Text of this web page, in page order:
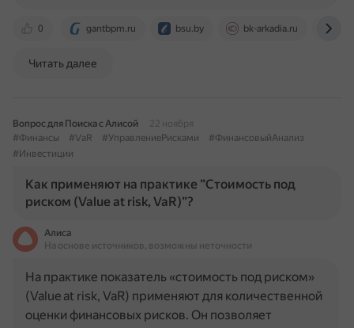
0 gantbpm.ru bsu.by bk-arkadia.ru
Читать далее
Вопрос для Поиска с Алисой
22 ноября
#Финансы
#VaR #УправлениеРисками
#ФинансовыйАнализ
#Инвестиции
Как применяют на практике ”Стоимость под
риском (Value at risk, VaR)”?
Алиса
На основе источников, возможны неточности
На практике показатель «стоимость под риском»
(Value at risk, VaR) применяют для количественной
оценки финансовых рисков. Он позволяет